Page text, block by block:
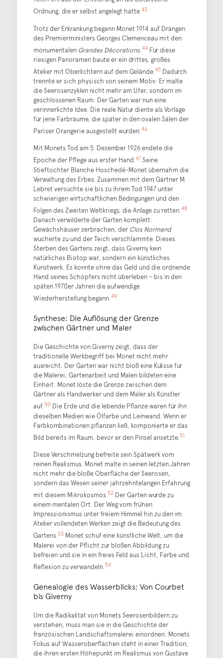
Ordnung, die er selbst angelegt hatte.43
Trotz der Erkrankung begann Monet 1914 auf Drängen
des Premierministers Georges Clemenceau mit den
monumentalen Grandes Décorations.44Für diese
riesigen Panoramen baute er ein drittes, großes
Atelier mit Oberlichtern auf dem Gelände.45Dadurch
trennte er sich physisch von seinem Motiv: Er malte
die Seerosenzyklen nicht mehr am Ufer, sondern im
geschlossenen Raum. Der Garten war nun eine
verinnerlichte Idee. Die reale Natur diente als Vorlage
für jene Farbräume, die später in den ovalen Sälen der
Pariser Orangerie ausgestellt wurden.46
Mit Monets Tod am 5. Dezember 1926 endete die
Epoche der Pflege aus erster Hand.47Seine
Stieftochter Blanche Hoschedé-Monet übernahm die
Verwaltung des Erbes. Zusammen mit dem Gärtner M.
Lebret versuchte sie bis zu ihrem Tod 1947 unter
schwierigen wirtschaftlichen Bedingungen und den
Folgen des Zweiten Weltkriegs, die Anlage zu retten.48
Danach verwilderte der Garten komplett:
Gewächshäuser zerbrachen, der Clos Normand
wucherte zu und der Teich verschlammte. Dieses
Sterben des Gartens zeigt, dass Giverny kein
natürliches Biotop war, sondern ein künstliches
Kunstwerk. Es konnte ohne das Geld und die ordnende
Hand seines Schöpfers nicht überleben – bis in den
späten 1970er Jahren die aufwendige
Wiederherstellung begann.49
Synthese: Die Auflösung der Grenze
zwischen Gärtner und Maler
Die Geschichte von Giverny zeigt, dass der
traditionelle Werkbegriff bei Monet nicht mehr
ausreicht. Der Garten war nicht bloß eine Kulisse für
die Malerei; Gartenarbeit und Malen bildeten eine
Einheit. Monet löste die Grenze zwischen dem
Gärtner als Handwerker und dem Maler als Künstler
auf.50 Die Erde und die lebende Pflanze waren für ihn
dieselben Medien wie Ölfarbe und Leinwand. Wenn er
Farbkombinationen pflanzen ließ, komponierte er das
Bild bereits im Raum, bevor er den Pinsel ansetzte.51
Diese Verschmelzung befreite sein Spätwerk vom
reinen Realismus. Monet malte in seinen letzten Jahren
nicht mehr die bloße Oberfläche der Seerosen,
sondern das Wesen seiner jahrzehntelangen Erfahrung
mit diesem Mikrokosmos.52Der Garten wurde zu
einem mentalen Ort. Der Weg vom frühen
Impressionismus unter freiem Himmel hin zu den im
Atelier vollendeten Werken zeigt die Bedeutung des
Gartens.53Monet schuf eine künstliche Welt, um die
Malerei von der Pflicht zur bloßen Abbildung zu
befreien und sie in ein freies Feld aus Licht, Farbe und
Reflexion zu verwandeln.54
Genealogie des Wasserblicks: Von Courbet
bis Giverny
Um die Radikalität von Monets Seerosenbildern zu
verstehen, muss man sie in die Geschichte der
französischen Landschaftsmalerei einordnen. Monets
Fokus auf Wasseroberflächen steht in einer Tradition,
die ihren ersten Höhepunkt im Realismus von Gustave